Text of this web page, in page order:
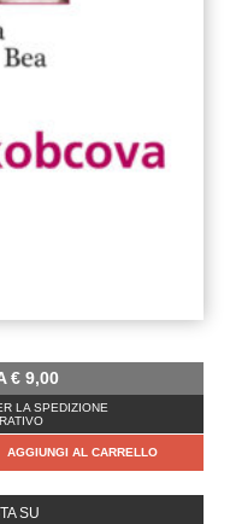
€ 9,00
LA SPEDIZIONE
AGGIUNGI AL CARRELLO
SU